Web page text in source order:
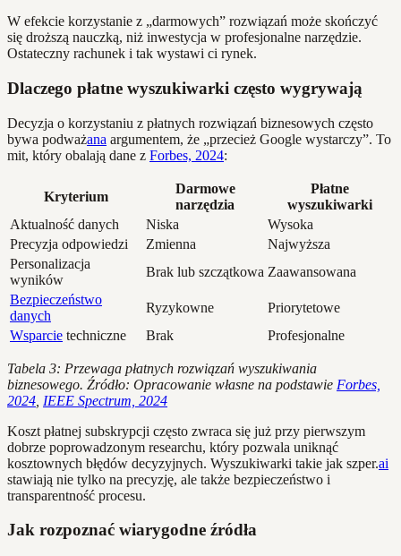
W efekcie korzystanie z „darmowych” rozwiązań może skończyć
się droższą nauczką, niż inwestycja w profesjonalne narzędzie.
Ostateczny rachunek i tak wystawi ci rynek.
Dlaczego płatne wyszukiwarki często wygrywają
Decyzja o korzystaniu z płatnych rozwiązań biznesowych często
bywa podważana argumentem, że „przecież Google wystarczy”. To
mit, który obalają dane z Forbes, 2024:
Kryterium
Darmowe
narzędzia
Płatne
wyszukiwarki
Aktualność danych
Niska
Wysoka
Precyzja odpowiedzi
Zmienna
Najwyższa
Personalizacja
wyników
Brak lub szczątkowa Zaawansowana
Bezpieczeństwo
danych
Ryzykowne
Priorytetowe
Wsparcie techniczne Brak Profesjonalne
Tabela 3: Przewaga płatnych rozwiązań wyszukiwania
biznesowego. Źródło: Opracowanie własne na podstawie Forbes,
2024 IEEE Spectrum, 2024
Koszt płatnej subskrypcji często zwraca się już przy pierwszym
dobrze poprowadzonym researchu, który pozwala uniknąć
kosztownych błędów decyzyjnych. Wyszukiwarki takie jak szper.ai
stawiają nie tylko na precyzję, ale także bezpieczeństwo i
transparentność procesu.
Jak rozpoznać wiarygodne źródła